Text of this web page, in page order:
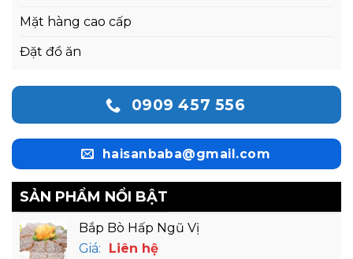
Mặt hàng cao cấp
Đặt đồ ăn
0909 457 556
haisanbaba@gmail.com
SẢN PHẨM NỔI BẬT
Bắp Bò Hấp Ngũ Vị
Giá:
Liên hệ